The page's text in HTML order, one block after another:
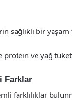
bir yaşam
ve yağ
Farklar
farklılıklar